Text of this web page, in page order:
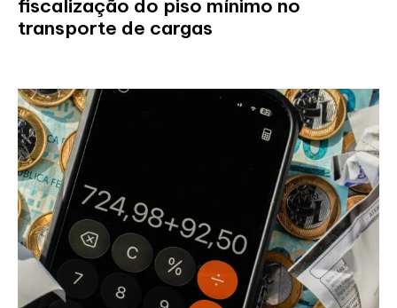
fiscalização do piso mínimo no
transporte de cargas